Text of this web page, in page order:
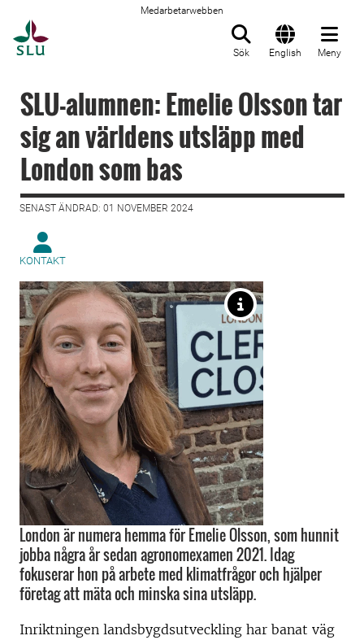
Medarbetarwebben
Sök English Meny
SLU-alumnen: Emelie Olsson tar
sig an världens utsläpp med
London som bas
SENAST ÄNDRAD: 01 NOVEMBER 2024
KONTAKT
London är numera hemma för Emelie Olsson, som hunnit
jobba några år sedan agronomexamen 2021. Idag
fokuserar hon på arbete med klimatfrågor och hjälper
företag att mäta och minska sina utsläpp.
Inriktningen landsbygdsutveckling har banat väg